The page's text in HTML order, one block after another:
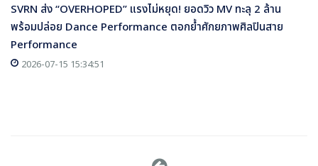
SVRN ส่ง “OVERHOPED” แรงไม่หยุด! ยอดวิว MV ทะลุ 2 ล้าน
พร้อมปล่อย Dance Performance ตอกย้ำศักยภาพศิลปินสาย
Performance
2026-07-15 15:34:51